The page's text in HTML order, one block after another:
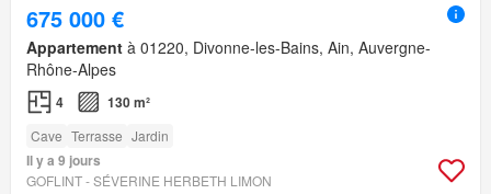
675 000 €
Appartement à 01220, Divonne-les-Bains, Ain, Auvergne-
Rhône-Alpes
4 130 m²
Cave Terrasse Jardin
Il y a 9 jours
GOFLINT - SÉVERINE HERBETH LIMON